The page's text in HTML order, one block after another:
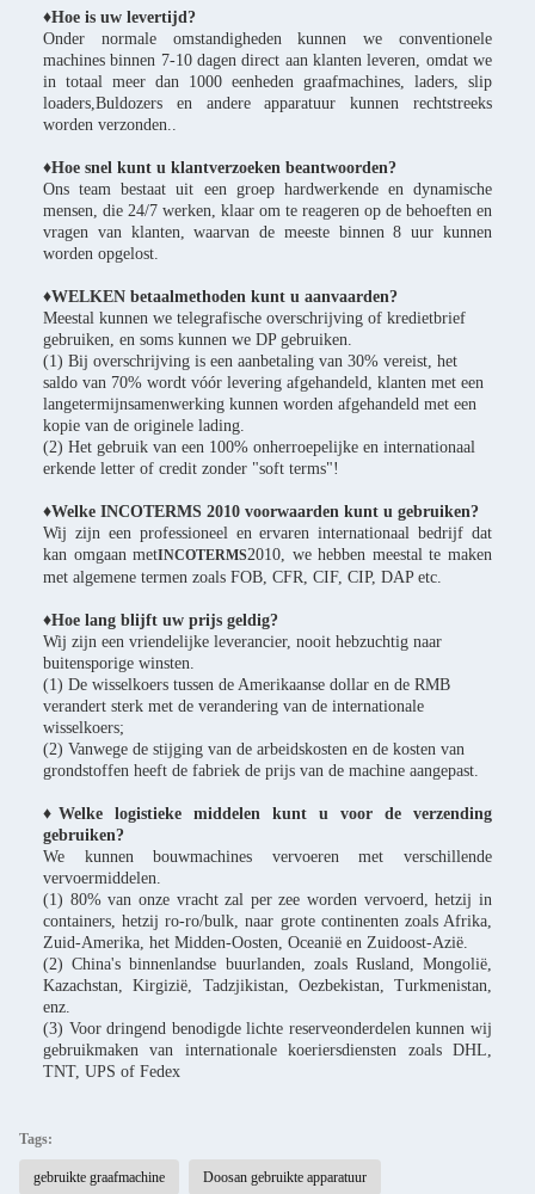
♦Hoe is uw levertijd?
Onder normale omstandigheden kunnen we conventionele
machines binnen 7-10 dagen direct aan klanten leveren, omdat we
in totaal meer dan 1000 eenheden graafmachines, laders, slip
loaders,Buldozers en andere apparatuur kunnen rechtstreeks
worden verzonden..
♦Hoe snel kunt u klantverzoeken beantwoorden?
Ons team bestaat uit een groep hardwerkende en dynamische
mensen, die 24/7 werken, klaar om te reageren op de behoeften en
vragen van klanten, waarvan de meeste binnen 8 uur kunnen
worden opgelost.
♦WELKEN betaalmethoden kunt u aanvaarden?
Meestal kunnen we telegrafische overschrijving of kredietbrief
gebruiken, en soms kunnen we DP gebruiken.
(1) Bij overschrijving is een aanbetaling van 30% vereist, het
saldo van 70% wordt vóór levering afgehandeld, klanten met een
langetermijnsamenwerking kunnen worden afgehandeld met een
kopie van de originele lading.
(2) Het gebruik van een 100% onherroepelijke en internationaal
erkende letter of credit zonder "soft terms"!
♦Welke INCOTERMS 2010 voorwaarden kunt u gebruiken?
Wij zijn een professioneel en ervaren internationaal bedrijf dat
kan omgaan metINCOTERMS2010, we hebben meestal te maken
met algemene termen zoals FOB, CFR, CIF, CIP, DAP etc.
♦Hoe lang blijft uw prijs geldig?
Wij zijn een vriendelijke leverancier, nooit hebzuchtig naar
buitensporige winsten.
(1) De wisselkoers tussen de Amerikaanse dollar en de RMB
verandert sterk met de verandering van de internationale
wisselkoers;
(2) Vanwege de stijging van de arbeidskosten en de kosten van
grondstoffen heeft de fabriek de prijs van de machine aangepast.
♦Welke logistieke middelen kunt u voor de verzending
gebruiken?
We kunnen bouwmachines vervoeren met verschillende
vervoermiddelen.
(1) 80% van onze vracht zal per zee worden vervoerd, hetzij in
containers, hetzij ro-ro/bulk, naar grote continenten zoals Afrika,
Zuid-Amerika, het Midden-Oosten, Oceanië en Zuidoost-Azië.
(2) China's binnenlandse buurlanden, zoals Rusland, Mongolië,
Kazachstan, Kirgizië, Tadzjikistan, Oezbekistan, Turkmenistan,
enz.
(3) Voor dringend benodigde lichte reserveonderdelen kunnen wij
gebruikmaken van internationale koeriersdiensten zoals DHL,
TNT, UPS of Fedex
Tags:
gebruikte graafmachine Doosan gebruikte apparatuur